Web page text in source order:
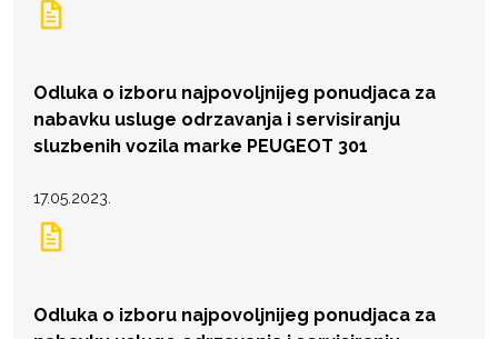
Odluka o izboru najpovoljnijeg ponudjaca za
nabavku usluge odrzavanja i servisiranju
sluzbenih vozila marke PEUGEOT 301
17.05.2023.
Odluka o izboru najpovoljnijeg ponudjaca za